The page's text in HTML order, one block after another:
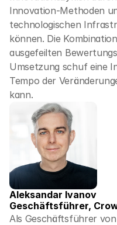
Innovation-Methoden
technologischen
können. Die
ausgefeilten
Umsetzung schuf eine
Tempo der
kann.
Aleksandar Ivanov
Geschäftsführer,
Als Geschäftsführer